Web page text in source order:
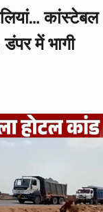
कांस्टेबल
में भागी